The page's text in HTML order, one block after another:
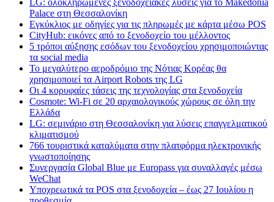
LG: ολοκληρωμένες ξενοδοχειακές λύσεις για τo Makedonia
Palace στη Θεσσαλονίκη
Εγκύκλιος με οδηγίες για τις πληρωμές με κάρτα μέσω POS
CityHub: εικόνες από το ξενοδοχείο του μέλλοντος
5 τρόποι αύξησης εσόδων του ξενοδοχείου χρησιμοποιώντας
τα social media
Το μεγαλύτερο αεροδρόμιο της Νότιας Κορέας θα
χρησιμοποιεί τα Airport Robots της LG
Οι 4 κορυφαίες τάσεις της τεχνολογίας στα ξενοδοχεία
Cosmote: Wi-Fi σε 20 αρχαιολογικούς χώρους σε όλη την
Ελλάδα
LG: σεμινάριο στη Θεσσαλονίκη για λύσεις επαγγελματικού
κλιματισμού
766 τουριστικά καταλύματα στην πλατφόρμα ηλεκτρονικής
γνωστοποίησης
Συνεργασία Global Blue με Europass για συναλλαγές μέσω
WeChat
Υποχρεωτικά τα POS στα ξενοδοχεία – έως 27 Ιουλίου η